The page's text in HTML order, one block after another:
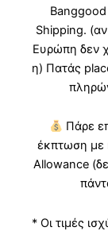
Shipping. (αν
Ευρώπη δεν
η) Πατάς
Πάρε
έκπτωση με
Allowance
* Οι τιμές